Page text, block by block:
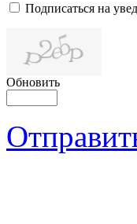
Подписаться на
Обновить